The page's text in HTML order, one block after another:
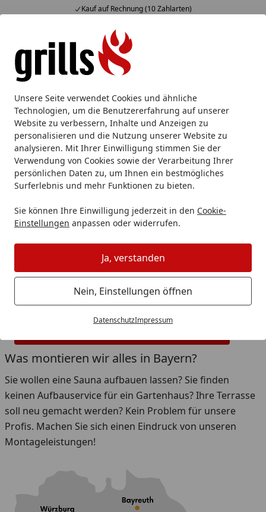
Unsere Seite verwendet Cookies und ähnliche
Technologien, um die Benutzererfahrung auf unserer
Website zu verbessern, Inhalte und Anzeigen zu
personalisieren und die Nutzung unserer Website zu
analysieren. Mit Ihrer Einwilligung stimmen Sie der
Verwendung von Cookies sowie der Verarbeitung Ihrer
persönlichen Daten zu, um Ihnen ein bestmögliches
Surferlebnis und mehr Funktionen zu bieten.
Sie können Ihre Einwilligung jederzeit in den Cookie-
Einstellungen anpassen oder widerrufen.
Ja, verstanden
Nein, Einstellungen öffnen
DatenschutzImpressum
Kauf auf Rechnung (10 Zahlarten)
Alle Produkte
Mein Konto
Suchen
Startseite
Montage in Bayern
Gartenhaus Montage Bayern:
zuverlässige Qualität vom Profi!
Schnell sein lohnt sich: Wir haben kurzfristig
Montagekapazitäten in Bayern verfügbar sogar noch in
Gartenhausesoder IhrerSauna, die Montage Ihrer
Terrasseoder IhresCarportsgerne unsere erfahrenen
Profi-Monteuren (über 4000 Montagen pro Jahr)!
Unsere Teams aus Bayern sind schnell bei Ihnen vor Ort.
Hierkönnen Sie sehen, wann eine Montage in Ihrem
PLZ-Gebiet möglich wäre:
Was montieren wir alles in Bayern?
Sie wollen eine Sauna aufbauen lassen? Sie finden
keinen Aufbauservice für ein Gartenhaus? Ihre Terrasse
soll neu gemacht werden? Kein Problem für unsere
Profis. Machen Sie sich einen Eindruck von unseren
Montageleistungen!